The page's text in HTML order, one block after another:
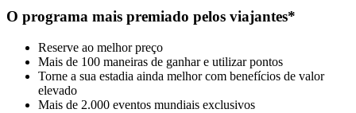
O programa mais premiado pelos viajantes*
Reserve ao melhor preço
Mais de 100 maneiras de ganhar e utilizar pontos
Torne a sua estadia ainda melhor com benefícios de valor
elevado
Mais de 2.000 eventos mundiais exclusivos